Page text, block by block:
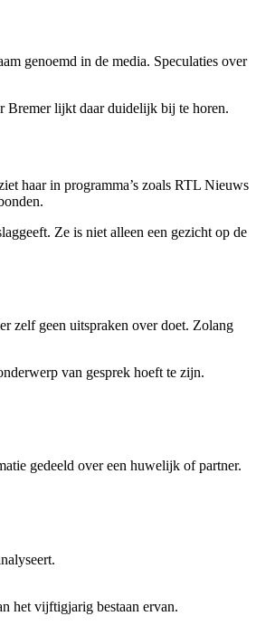
genoemd in de media. Speculaties over
Bremer lijkt daar duidelijk bij te horen.
haar in programma’s zoals RTL Nieuws
Ze is niet alleen een gezicht op de
zelf geen uitspraken over doet. Zolang
van gesprek hoeft te zijn.
gedeeld over een huwelijk of partner.
het vijftigjarig bestaan ervan.